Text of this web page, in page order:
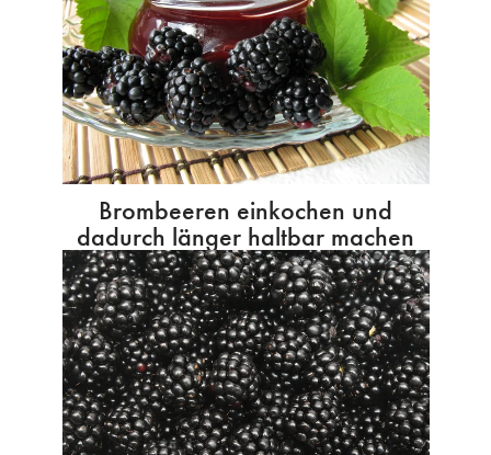
Brombeeren einkochen und
dadurch länger haltbar machen